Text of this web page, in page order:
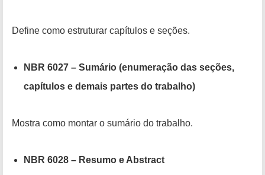
Define como estruturar capítulos e seções.
NBR 6027 – Sumário (enumeração das seções,
capítulos e demais partes do trabalho)
Mostra como montar o sumário do trabalho.
NBR 6028 – Resumo e Abstract